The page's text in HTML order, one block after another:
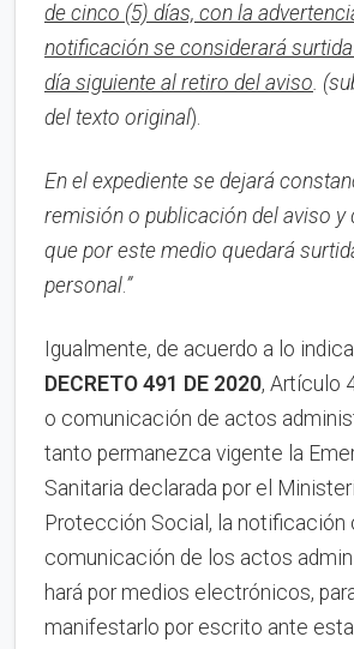
de cinco (5) días, con la
notificación se considerará
día siguiente al retiro del aviso.
del texto original).
En el expediente se dejará
remisión o publicación del aviso y
que por este medio quedará
personal.”
Igualmente, de acuerdo a lo
DECRETO 491 DE 2020, Artículo
o comunicación de actos
tanto permanezca vigente la
Sanitaria declarada por el
Protección Social, la notificación
comunicación de los actos
hará por medios electrónicos,
manifestarlo por escrito ante esta